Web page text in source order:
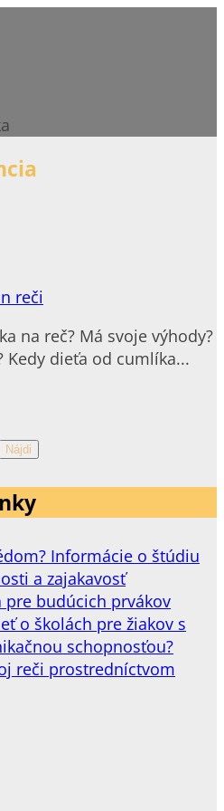
reči
na reč? Má svoje výhody?
Kedy dieťa od cumlíka...
Informácie o štúdiu
a zajakavosť
pre budúcich prvákov
o školách pre žiakov s
schopnosťou?
reči prostredníctvom